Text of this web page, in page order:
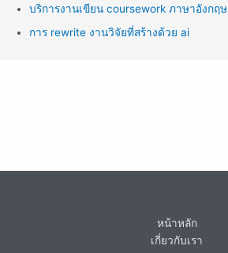
บริการงานเขียน coursework ภาษาอังกฤษ
การ rewrite งานวิจัยที่สร้างด้วย ai
หน้าหลัก
เกี่ยวกับเรา